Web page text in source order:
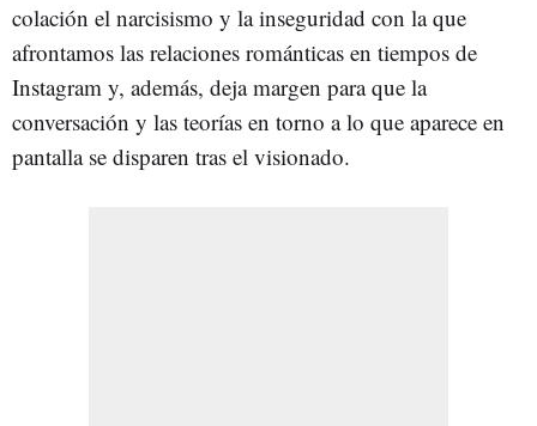
colación el narcisismo y la inseguridad con la que
afrontamos las relaciones románticas en tiempos de
Instagram y, además, deja margen para que la
conversación y las teorías en torno a lo que aparece en
pantalla se disparen tras el visionado.